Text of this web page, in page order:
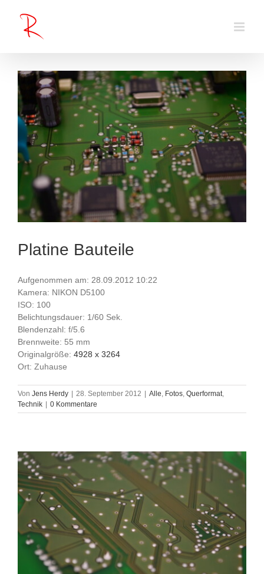
springen
Platine Bauteile
Aufgenommen am: 28.09.2012 10:22
Kamera: NIKON D5100
ISO: 100
Belichtungsdauer: 1/60 Sek.
Blendenzahl: f/5.6
Brennweite: 55 mm
Originalgröße: 4928 x 3264
Ort: Zuhause
Von Jens Herdy 28. September 2012 Alle, Fotos, Querformat,
Technik
0 Kommentare